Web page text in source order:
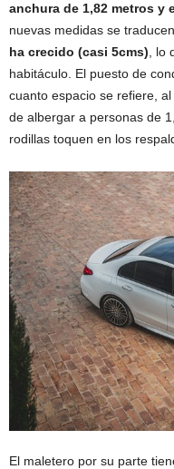
anchura de 1,82 metros y
nuevas medidas se
ha crecido (casi 5cms), lo
habitáculo. El puesto de
cuanto espacio se refiere,
de albergar a personas de
rodillas toquen en los
El maletero por su parte